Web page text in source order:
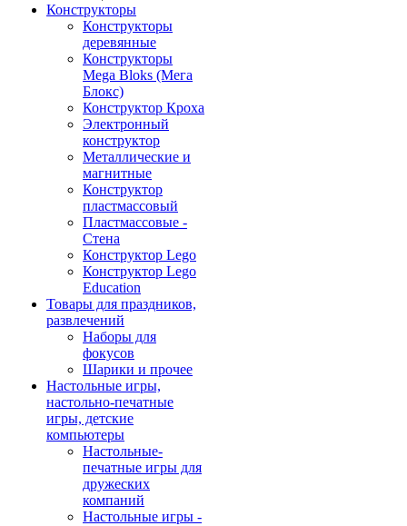
Конструкторы
Конструкторы
деревянные
Конструкторы
Mega Bloks (Мега
Блокс)
Конструктор Кроха
Электронный
конструктор
Металлические и
магнитные
Конструктор
пластмассовый
Пластмассовые -
Стена
Конструктор Lego
Конструктор Lego
Education
Товары для праздников,
развлечений
Наборы для
фокусов
Шарики и прочее
Настольные игры,
настольно-печатные
игры, детские
компьютеры
Настольные-
печатные игры для
дружеских
компаний
Настольные игры -